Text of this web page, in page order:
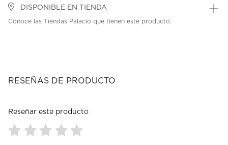
DISPONIBLE EN TIENDA
Conoce las Tiendas Palacio que tienen este producto.
RESEÑAS DE PRODUCTO
Reseñar este producto